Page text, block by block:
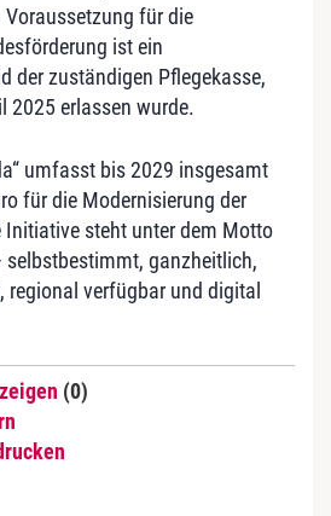
für die
ist ein
der zuständigen Pflegekasse,
2025 erlassen wurde.
umfasst bis 2029 insgesamt
für die Modernisierung der
Initiative steht unter dem Motto
selbstbestimmt, ganzheitlich,
regional verfügbar und digital
(0)